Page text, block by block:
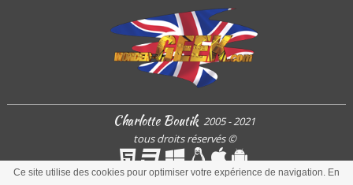
Ce site utilise des cookies pour optimiser votre expérience de navigation. En
Charlotte Boutik 2005 - 2021
tous droits réservés©